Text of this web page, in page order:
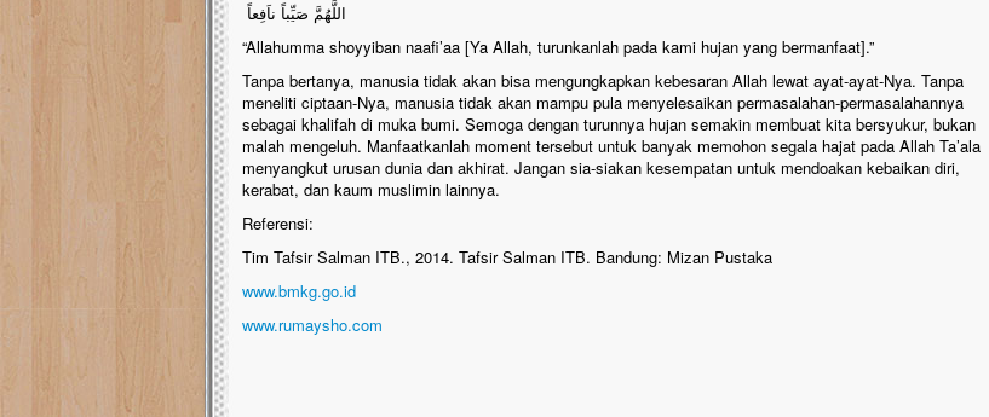
اللَّهُمَّ صَيِّباً ناَفِعاً
“Allahumma shoyyiban naafi’aa [Ya Allah, turunkanlah pada kami hujan yang bermanfaat].”
Tanpa bertanya, manusia tidak akan bisa mengungkapkan kebesaran Allah lewat ayat-ayat-Nya. Tanpa
meneliti ciptaan-Nya, manusia tidak akan mampu pula menyelesaikan permasalahan-permasalahannya
sebagai khalifah di muka bumi. Semoga dengan turunnya hujan semakin membuat kita bersyukur, bukan
malah mengeluh. Manfaatkanlah moment tersebut untuk banyak memohon segala hajat pada Allah Ta’ala
menyangkut urusan dunia dan akhirat. Jangan sia-siakan kesempatan untuk mendoakan kebaikan diri,
kerabat, dan kaum muslimin lainnya.
Referensi:
Tim Tafsir Salman ITB., 2014. Tafsir Salman ITB. Bandung: Mizan Pustaka
www.bmkg.go.id
www.rumaysho.com